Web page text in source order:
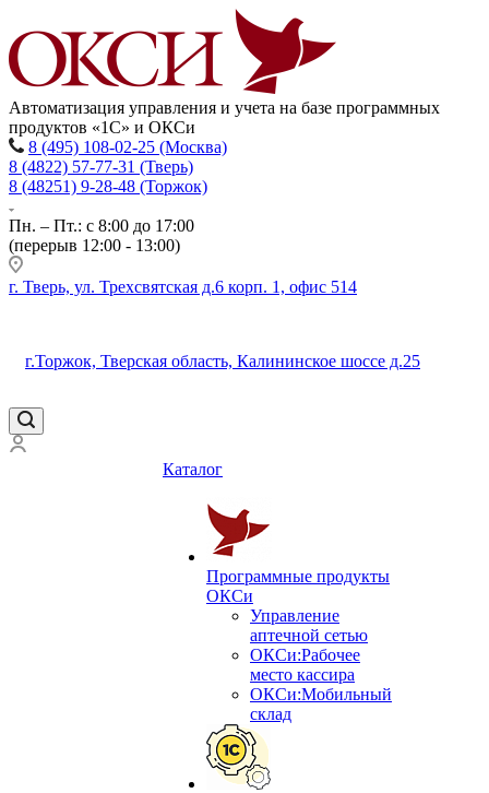
Автоматизация управления и учета на базе программных
продуктов «1С» и ОКСи
8 (495) 108-02-25 (Москва)
8 (4822) 57-77-31 (Тверь)
8 (48251) 9-28-48 (Торжок)
Пн. – Пт.: с 8:00 до 17:00
(перерыв 12:00 - 13:00)
г. Тверь, ул. Трехсвятская д.6 корп. 1, офис 514
г.Торжок, Тверская область, Калининское шоссе д.25
Каталог
Программные продукты
ОКСи
Управление
аптечной сетью
ОКСи:Рабочее
место кассира
ОКСи:Мобильный
склад